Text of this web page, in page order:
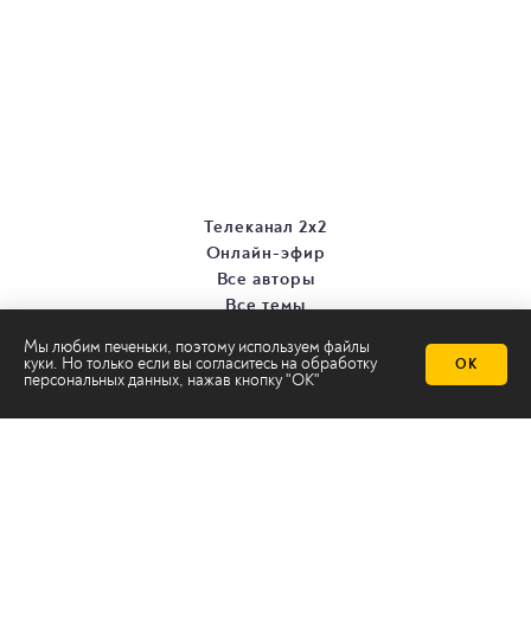
Мы любим печеньки, поэтому используем файлы
куки. Но только если вы согласитесь на обработку
персональных данных, нажав кнопку "ОК"
ОК
Телеканал 2х2
Онлайн-эфир
Все авторы
Все темы